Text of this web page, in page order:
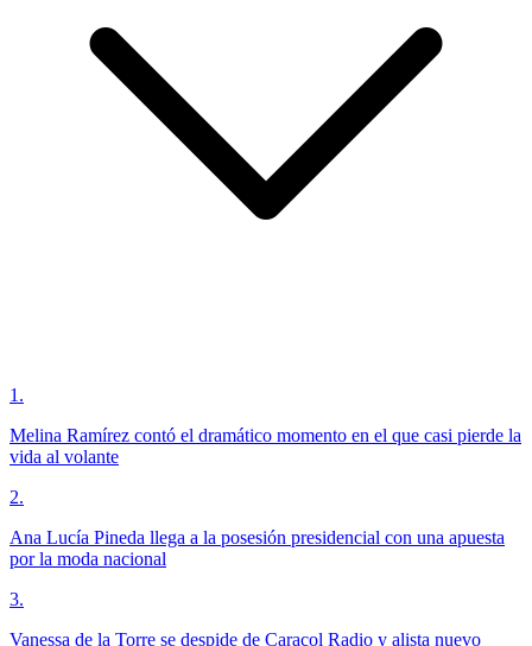
1 .
Melina Ramírez contó el dramático momento en el que casi pierde la
vida al volante
2.
Ana Lucía Pineda llega a la posesión presidencial con una apuesta
por la moda nacional
3.
Vanessa de la Torre se despide de Caracol Radio y alista nuevo